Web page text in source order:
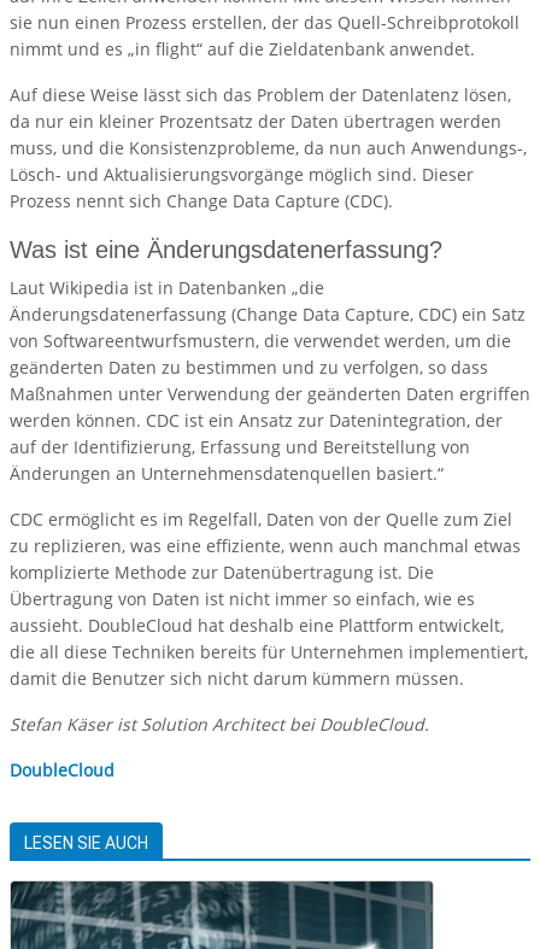
sie nun einen Prozess erstellen, der das Quell-Schreibprotokoll
nimmt und es „in flight“ auf die Zieldatenbank anwendet.
Auf diese Weise lässt sich das Problem der Datenlatenz lösen,
da nur ein kleiner Prozentsatz der Daten übertragen werden
muss, und die Konsistenzprobleme, da nun auch Anwendungs-,
Lösch- und Aktualisierungsvorgänge möglich sind. Dieser
Prozess nennt sich Change Data Capture (CDC).
Was ist eine Änderungsdatenerfassung?
Laut Wikipedia ist in Datenbanken „die
Änderungsdatenerfassung (Change Data Capture, CDC) ein Satz
von Softwareentwurfsmustern, die verwendet werden, um die
geänderten Daten zu bestimmen und zu verfolgen, so dass
Maßnahmen unter Verwendung der geänderten Daten ergriffen
werden können. CDC ist ein Ansatz zur Datenintegration, der
auf der Identifizierung, Erfassung und Bereitstellung von
Änderungen an Unternehmensdatenquellen basiert.“
CDC ermöglicht es im Regelfall, Daten von der Quelle zum Ziel
zu replizieren, was eine effiziente, wenn auch manchmal etwas
komplizierte Methode zur Datenübertragung ist. Die
Übertragung von Daten ist nicht immer so einfach, wie es
aussieht. DoubleCloud hat deshalb eine Plattform entwickelt,
die all diese Techniken bereits für Unternehmen implementiert,
damit die Benutzer sich nicht darum kümmern müssen.
Stefan Käser ist Solution Architect bei DoubleCloud.
DoubleCloud
LESEN SIE AUCH